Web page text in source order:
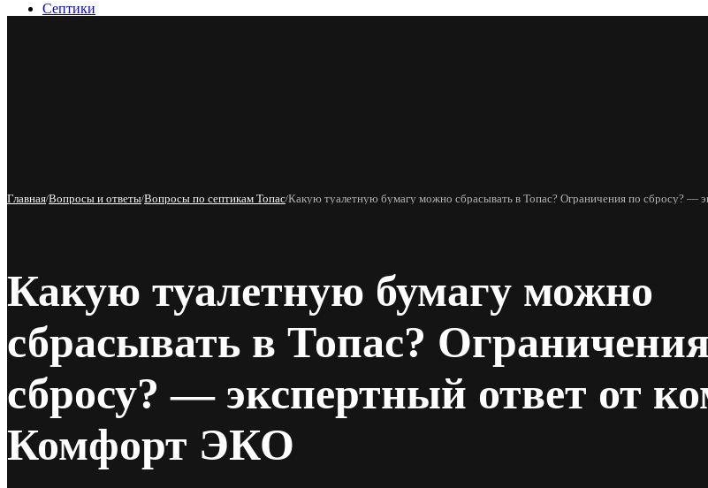
Септики
Главная/Вопросы и ответы/Вопросы по септикам Топас/Какую туалетную бумагу можно сбрасывать в Топас? Ограничения по сбросу? —
Какую туалетную бумагу можно
сбрасывать в Топас?
сбросу? — экспертный ответ от
Комфорт ЭКО